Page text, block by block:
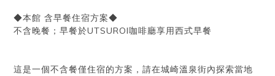
◆本館 含早餐住宿方案◆
不含晚餐；早餐於UTSUROI咖啡廳享用西式早餐
這是一個不含餐僅住宿的方案，請在城崎溫泉街內探索當地